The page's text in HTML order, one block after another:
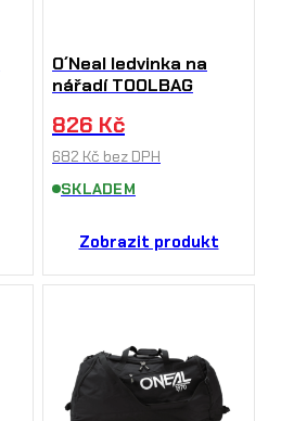
O´Neal ledvinka na
nářadí TOOLBAG
826 Kč
682 Kč bez DPH
SKLADEM
Zobrazit produkt